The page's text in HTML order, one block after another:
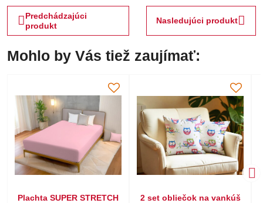
Predchádzajúci
produkt
Nasledujúci produkt
Mohlo by Vás tiež zaujímať:
Plachta SUPER STRETCH
2 set obliečok na vankúš